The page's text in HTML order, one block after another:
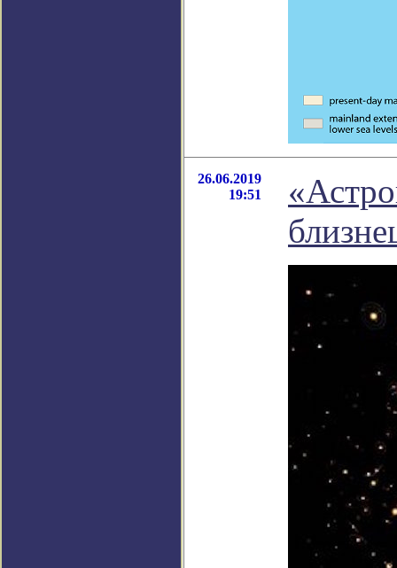
26.06.2019
19:51